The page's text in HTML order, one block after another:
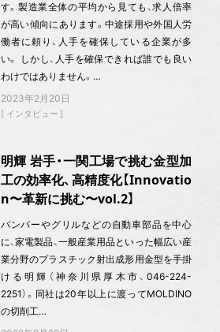
す。製造業全体の平均から見ても、求人倍率
が高い傾向にあります。中途採用や外国人労
働者に頼り、人手を確保している企業が多
い。 しかし、人手を確保できれば誰でも良い
わけではありません。…
2023年2月20日
インタビュー
明輝 岩手・一関工場で挑む金型加
工の効率化、高精度化【Innovatio
n〜革新に挑む〜vol.2】
バンパーやグリルなどの自動車部品を中心
に、家電製品、一般産業用品といった幅広い産
業分野のプラスチック射出成形用金型を手掛
ける明輝（神奈川県厚木市、046-224-
2251）。同社は20年以上に渡ってMOLDINO
の切削工…